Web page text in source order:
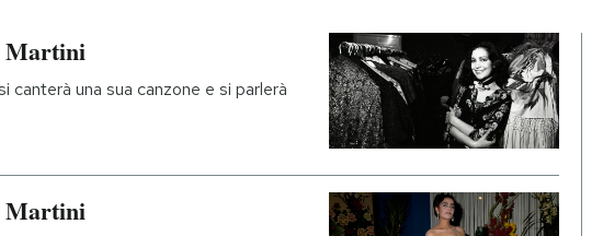
Martini
canterà una sua canzone e si parlerà
Martini